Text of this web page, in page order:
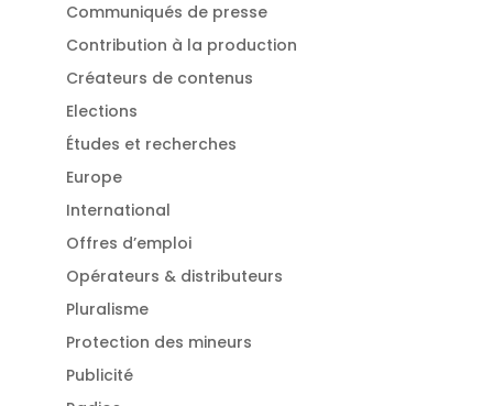
Communiqués de presse
Contribution à la production
Créateurs de contenus
Elections
Études et recherches
Europe
International
Offres d’emploi
Opérateurs & distributeurs
Pluralisme
Protection des mineurs
Publicité